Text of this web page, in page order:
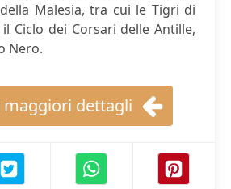
Malesia, tra cui le Tigri di
Ciclo dei Corsari delle Antille,
Nero.
maggiori dettagli